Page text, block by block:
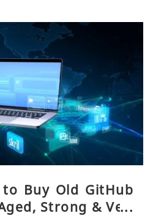
to Buy Old GitHub
Strong & Veri